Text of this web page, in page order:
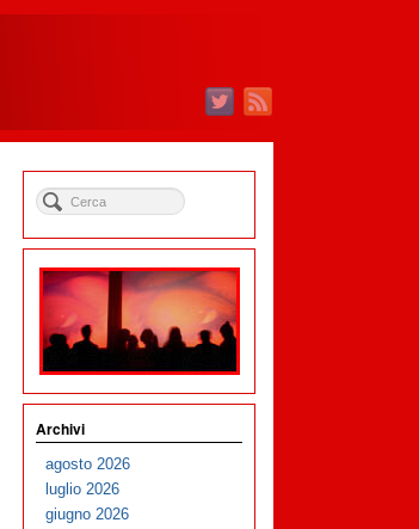
Archivi
agosto 2026
luglio 2026
giugno 2026